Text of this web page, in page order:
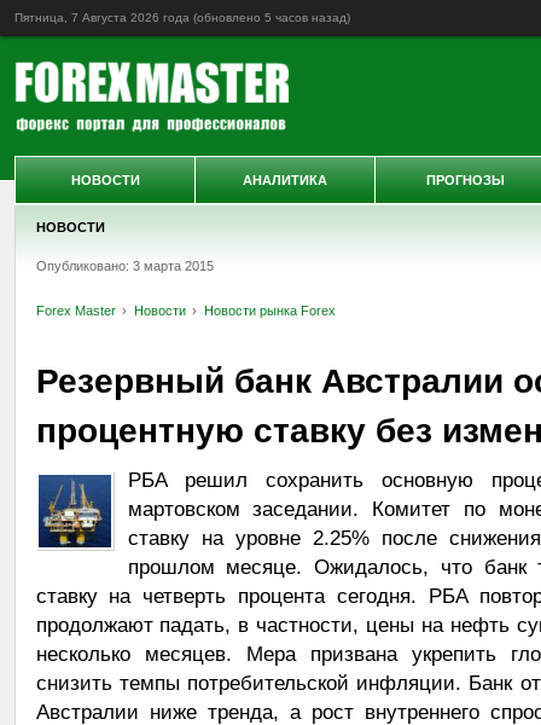
Пятница, 7 Августа 2026 года (обновлено 5 часов назад)
НОВОСТИ
Опубликовано: 3 марта 2015
Forex Master Новости Новости рынка Forex
Резервный банк Австралии
процентную ставку без
РБА решил сохранить основную
мартовском заседании. Комитет по
ставку на уровне 2.25% после
прошлом месяце. Ожидалось, что банк
ставку на четверть процента сегодня. РБА
продолжают падать, в частности, цены на нефть
несколько месяцев. Мера призвана укрепить
снизить темпы потребительской инфляции. Банк
Австралии ниже тренда, а рост внутреннего
НОВОСТИ АНАЛИТИКА ПРОГНОЗЫ